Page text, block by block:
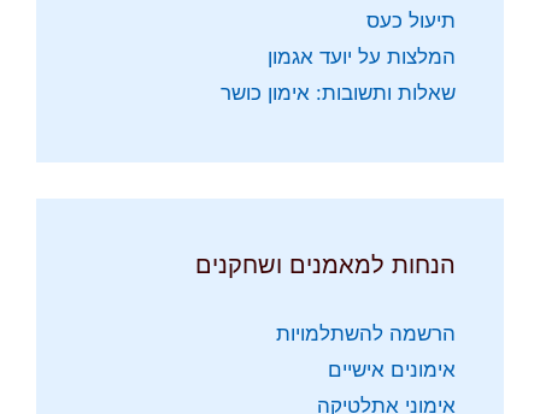
תיעול כעס
המלצות על יועד אגמון
שאלות ותשובות: אימון כושר
הנחות למאמנים ושחקנים
הרשמה להשתלמויות
אימונים אישיים
אימוני אתלטיקה